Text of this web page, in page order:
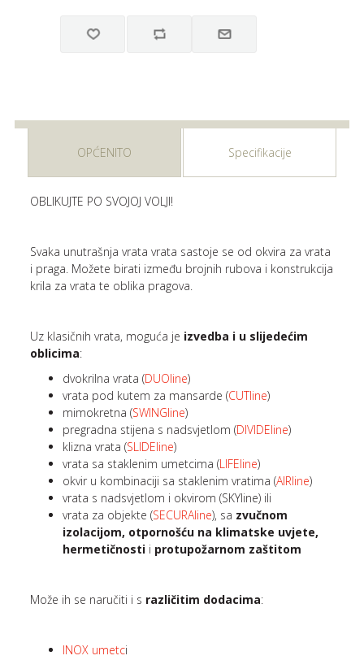
OPĆENITO Specifikacije
OBLIKUJTE PO SVOJOJ VOLJI!
Svaka unutrašnja vrata vrata sastoje se od okvira za vrata
i praga. Možete birati između brojnih rubova i konstrukcija
krila za vrata te oblika pragova.
Uz klasičnih vrata, moguća je izvedba i u slijedećim
oblicima:
dvokrilna vrata (DUOline)
vrata pod kutem za mansarde (CUTline)
mimokretna (SWINGline)
pregradna stijena s nadsvjetlom (DIVIDEline)
klizna vrata (SLIDEline)
vrata sa staklenim umetcima (LIFEline)
okvir u kombinaciji sa staklenim vratima (AIRline)
vrata s nadsvjetlom i okvirom (SKYline) ili
vrata za objekte (SECURAline), sa zvučnom
izolacijom, otpornošću na klimatske uvjete,
hermetičnosti i protupožarnom zaštitom
Može ih se naručiti i s različitim dodacima:
INOX umetci